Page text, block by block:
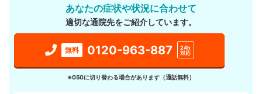
あなたの症状や状況に合わせて
適切な通院先をご紹介しています。
無料 0120-963-887
24h
対応
※050に切り替わる場合があります（通話無料）